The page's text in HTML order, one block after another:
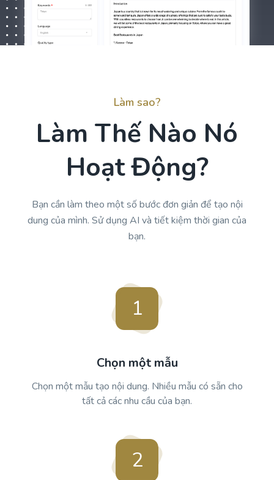
Làm sao?
Làm Thế Nào Nó
Hoạt Động?
Bạn cần làm theo một số bước đơn giản để tạo nội
dung của mình. Sử dụng AI và tiết kiệm thời gian của
bạn.
1
Chọn một mẫu
Chọn một mẫu tạo nội dung. Nhiều mẫu có sẵn cho
tất cả các nhu cầu của bạn.
2